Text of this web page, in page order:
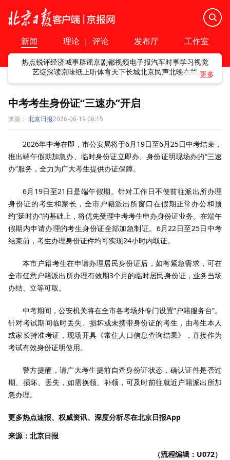
新闻 理论 | 评论 发布厅 工作室
热点锐评经济城事辟谣京剧都视频电子报汽车时事学习视觉
艺绽深读京味纸上听体育天下长城北京民声北晚在线
中考考生身份证“三速办”开启
来源： 北京日报2026-06-19 06:15
2026年中考在即，市公安局将于6月19日至6月25日中考结束，
推出端午假期加急办、临时身份证立即办、身份证明现场办的“三速
办”服务，全力为广大考生提供办证保障。
6月19日至21日是端午假期。针对工作日不便前往派出所办理
身份证的考生和家长，全市户籍派出所窗口在假期正常办公和预
约“延时办”的基础上，将优先受理中考考生申办身份证业务。在端午
假期内申请办理的考生身份证全部加急制证。6月22日至25日中考
结束前，考生办理身份证件均可实现24小时内取证。
本市户籍考生在申请办理居民身份证后，如有紧急需求，可在
全市任意户籍派出所办理有效期3个月的临时居民身份证，业务当场
办结、立等可取。
中考期间，公安机关将在全市各考场外专门设置“户籍服务台”。
针对考试期间临时丢失、损坏或未携带身份证的考生，由考生本人
或家长持准考证，现场开具《常住人口信息查询结果》，直接作为
考试有效身份证明使用。
警方提醒，请广大考生提前自查身份证状态，确认证件是否过
期、损坏、丢失，如需换领、补领，可及时前往就近户籍派出所加
急办理。
更多热点速报、权威资讯、深度分析尽在北京日报App
来源：北京日报
（流程编辑：U072）